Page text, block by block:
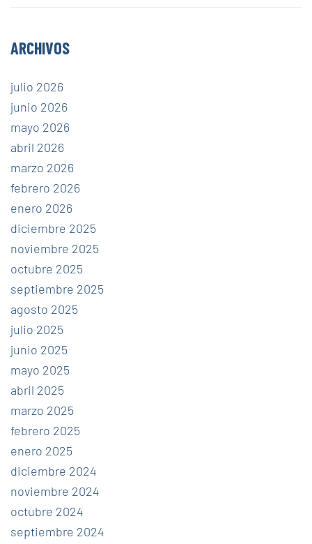
ARCHIVOS
julio 2026
junio 2026
mayo 2026
abril 2026
marzo 2026
febrero 2026
enero 2026
diciembre 2025
noviembre 2025
octubre 2025
septiembre 2025
agosto 2025
julio 2025
junio 2025
mayo 2025
abril 2025
marzo 2025
febrero 2025
enero 2025
diciembre 2024
noviembre 2024
octubre 2024
septiembre 2024